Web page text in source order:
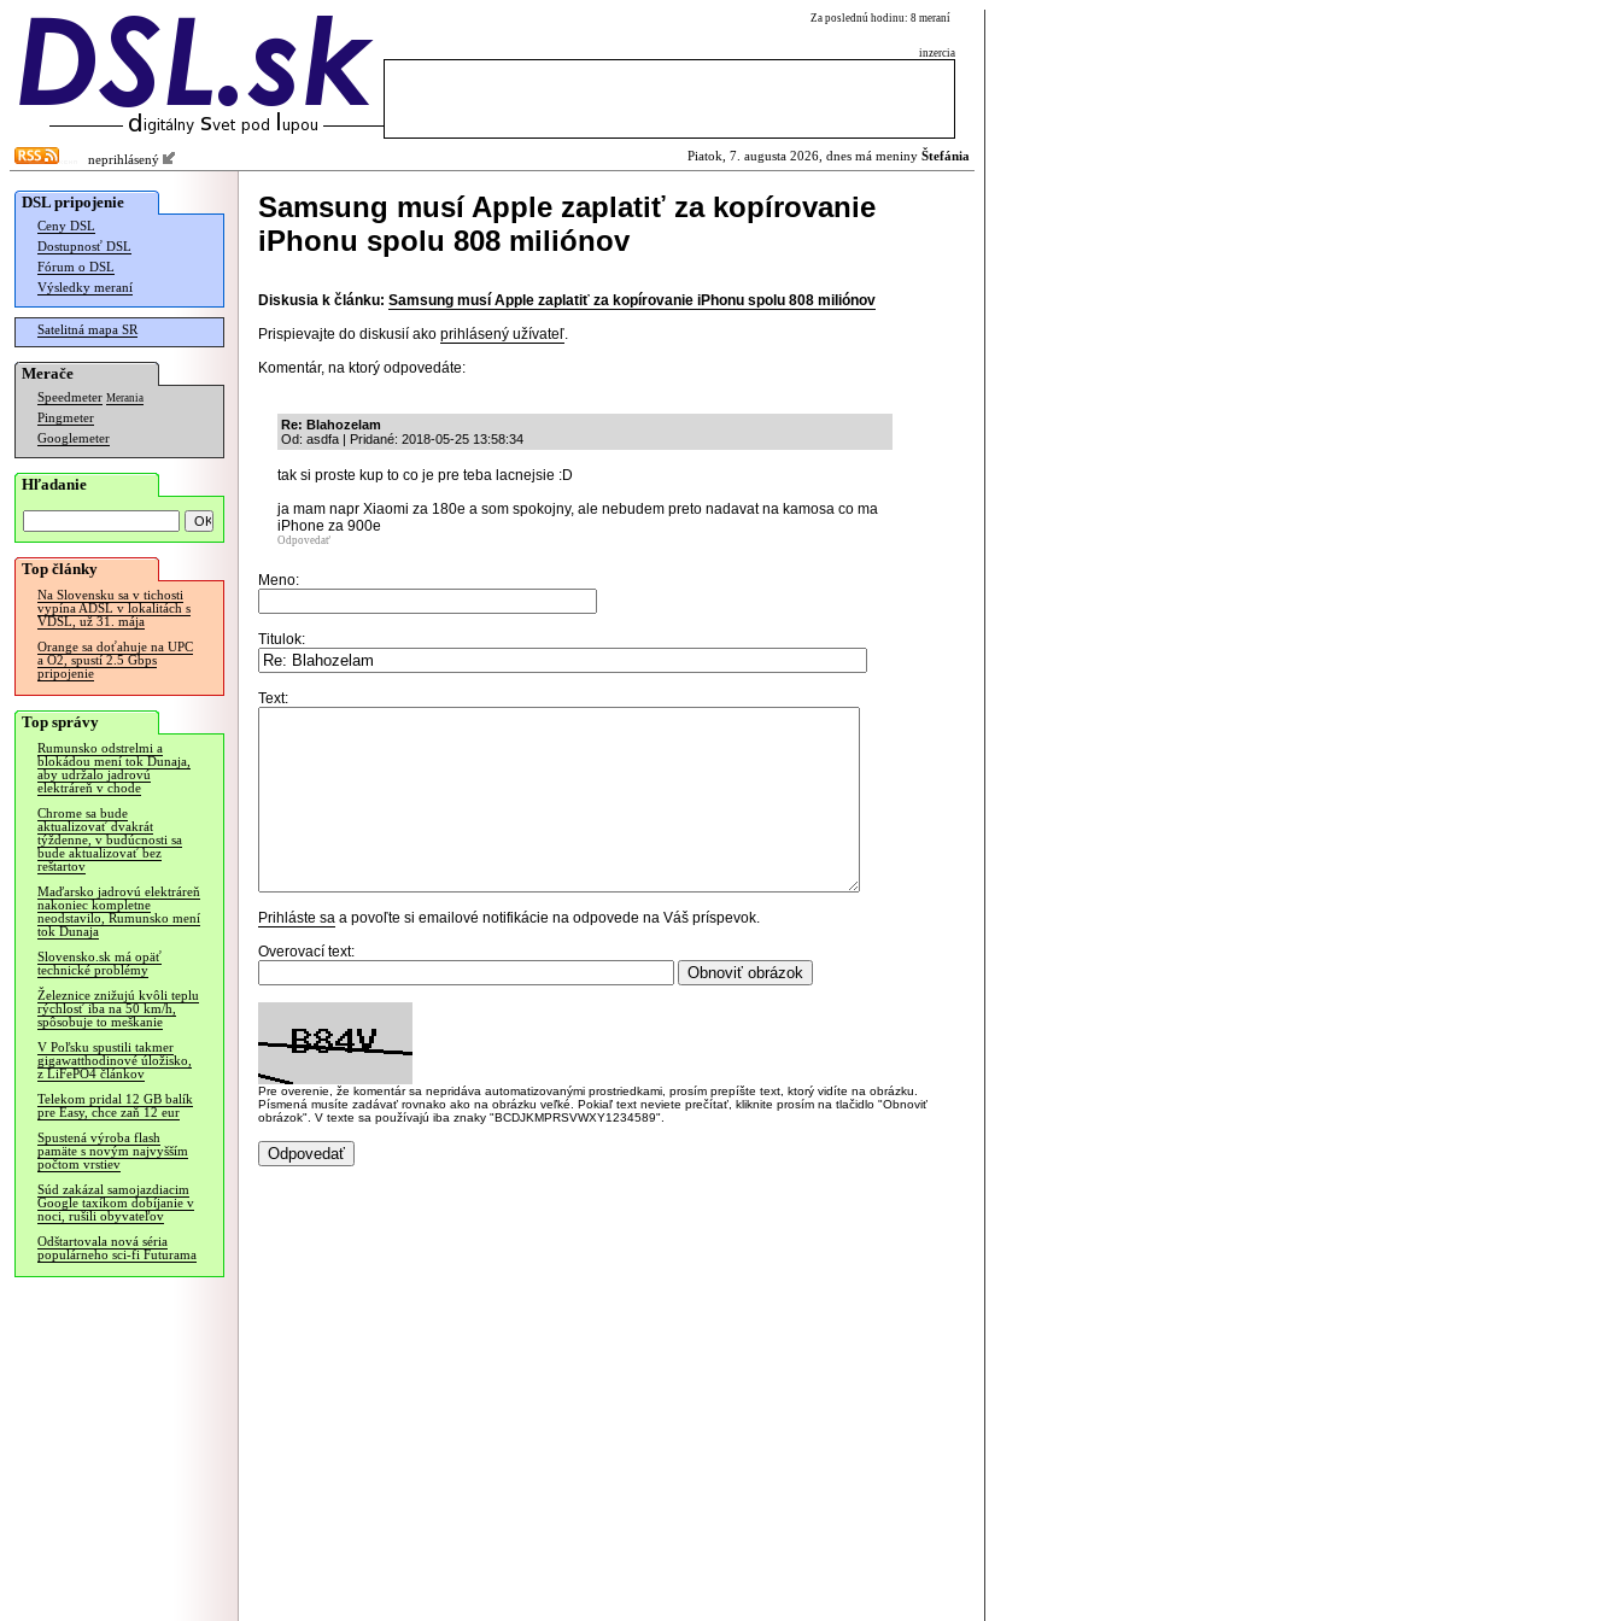
Za poslednú hodinu: 8 meraní
inzercia
neprihlásený Piatok, 7. augusta 2026, dnes má meniny Štefánia
DSL pripojenie
Ceny DSL
Dostupnosť DSL
Fórum o DSL
Výsledky meraní
Satelitná mapa SR
Merače
Speedmeter Merania
Pingmeter
Googlemeter
Hľadanie
Top články
Na Slovensku sa v tichosti
vypína ADSL v lokalitách s
VDSL, už 31. mája
Orange sa doťahuje na UPC
a O2, spustí 2.5 Gbps
pripojenie
Top správy
Rumunsko odstrelmi a
blokádou mení tok Dunaja,
aby udržalo jadrovú
elektráreň v chode
Chrome sa bude
aktualizovať dvakrát
týždenne, v budúcnosti sa
bude aktualizovať bez
reštartov
Maďarsko jadrovú elektráreň
nakoniec kompletne
neodstavilo, Rumunsko mení
tok Dunaja
Slovensko.sk má opäť
technické problémy
Železnice znižujú kvôli teplu
rýchlosť iba na 50 km/h,
spôsobuje to meškanie
V Poľsku spustili takmer
gigawatthodinové úložisko,
z LiFePO4 článkov
Telekom pridal 12 GB balík
pre Easy, chce zaň 12 eur
Spustená výroba flash
pamäte s novým najvyšším
počtom vrstiev
Súd zakázal samojazdiacim
Google taxíkom dobíjanie v
noci, rušili obyvateľov
Odštartovala nová séria
populárneho sci-fi Futurama
Samsung musí Apple zaplatiť za kopírovanie
iPhonu spolu 808 miliónov
Diskusia k článku: Samsung musí Apple zaplatiť za kopírovanie iPhonu spolu 808 miliónov
Prispievajte do diskusií ako prihlásený užívateľ.
Komentár, na ktorý odpovedáte:
Re: Blahozelam
Od: asdfa | Pridané: 2018-05-25 13:58:34
tak si proste kup to co je pre teba lacnejsie :D
ja mam napr Xiaomi za 180e a som spokojny, ale nebudem preto nadavat na kamosa co ma
iPhone za 900e
Odpovedať
Meno:
Titulok:
Text:
Prihláste sa a povoľte si emailové notifikácie na odpovede na Váš príspevok.
Overovací text:
Pre overenie, že komentár sa nepridáva automatizovanými prostriedkami, prosím prepíšte text, ktorý vidíte na obrázku.
Písmená musíte zadávať rovnako ako na obrázku veľké. Pokiaľ text neviete prečítať, kliknite prosím na tlačidlo "Obnoviť
obrázok". V texte sa používajú iba znaky "BCDJKMPRSVWXY1234589".